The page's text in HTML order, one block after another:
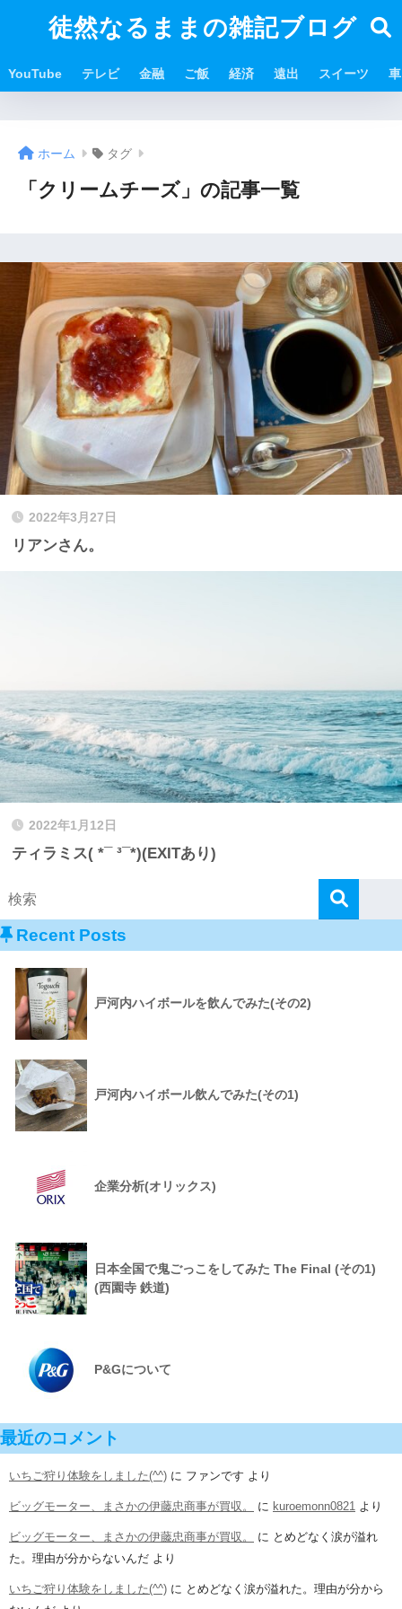
徒然なるままの雑記ブログ
YouTube テレビ 金融 ご飯 経済 遠出 スイーツ 車
ホーム タグ
「クリームチーズ」の記事一覧
2022年3月27日
リアンさん。
2022年1月12日
ティラミス( *¯ ³¯*)(EXITあり)
Recent Posts
戸河内ハイボールを飲んでみた(その2)
戸河内ハイボール飲んでみた(その1)
企業分析(オリックス)
日本全国で鬼ごっこをしてみた The Final (その1)
(西園寺 鉄道)
P&Gについて
最近のコメント
いちご狩り体験をしました(^^) に ファンです より
ビッグモーター、まさかの伊藤忠商事が買収。 に kuroemonn0821 より
ビッグモーター、まさかの伊藤忠商事が買収。 に とめどなく涙が溢れ
た。理由が分からないんだ より
いちご狩り体験をしました(^^) に とめどなく涙が溢れた。理由が分から